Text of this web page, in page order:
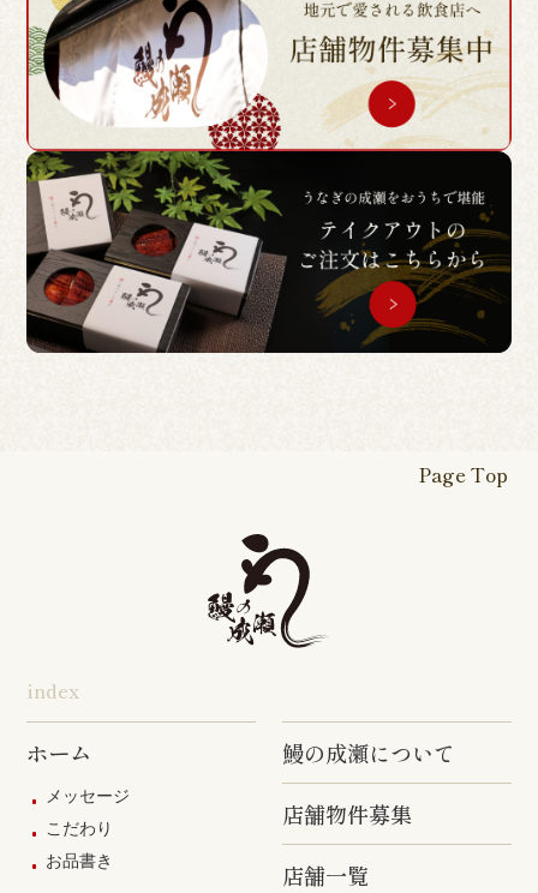
index
ホーム
メッセージ
こだわり
お品書き
鰻の成瀬について
店舗物件募集
店舗一覧
Page Top